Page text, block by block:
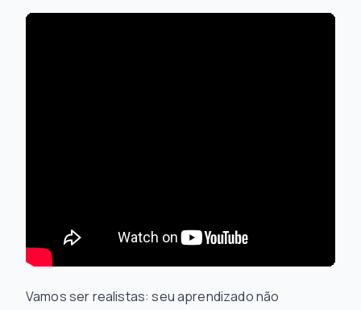
Vamos ser realistas: seu aprendizado não